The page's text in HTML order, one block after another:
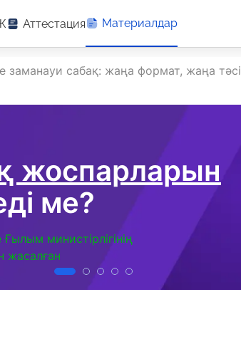
Аттестация Материалдар
жоспарларын
ме?
министірлігінің
жасалған
заманауи сабақ: жаңа формат, жаңа